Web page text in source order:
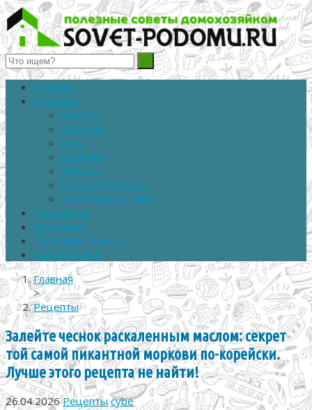
Полезные советы домохозяйкам
Главная
Рецепты
Салаты
Десерты
Супы
Выпечка
Закуски
Основное блюдо
Заготовки на зиму
Похудение
Здоровье
Полезные советы
Сад и огород
Главная
>
Рецепты
Залейте чеснок раскаленным маслом: секрет
той самой пикантной моркови по-корейски.
Лучше этого рецепта не найти!
26.04.2026 Рецепты cybe